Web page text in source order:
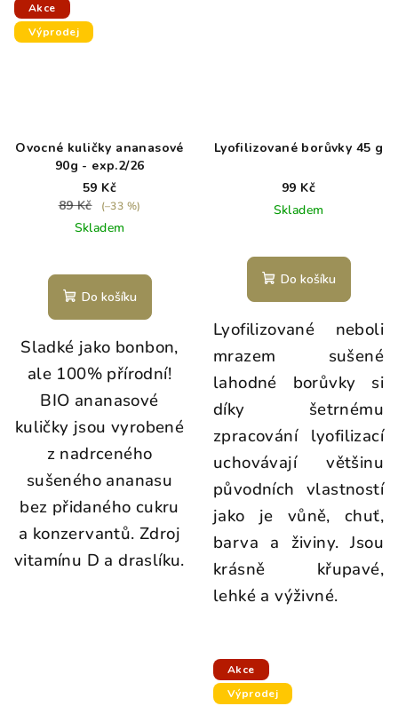
Akce
Výprodej
Ovocné kuličky ananasové
90g - exp.2/26
59 Kč
89 Kč
(–33 %)
Skladem
Do košíku
Sladké jako bonbon,
ale 100% přírodní!
BIO ananasové
kuličky jsou vyrobené
z nadrceného
sušeného ananasu
bez přidaného cukru
a konzervantů. Zdroj
vitamínu D a draslíku.
Lyofilizované borůvky 45 g
99 Kč
Skladem
Do košíku
Lyofilizované neboli
mrazem sušené
lahodné borůvky si
díky šetrnému
zpracování lyofilizací
uchovávají většinu
původních vlastností
jako je vůně, chuť,
barva a živiny. Jsou
krásně křupavé,
lehké a výživné.
Akce
Výprodej